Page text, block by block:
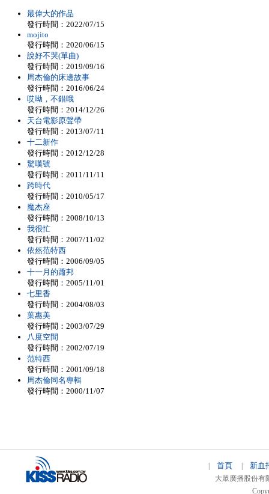
最偉大的作品
發行時間：2022/07/15
mojito
發行時間：2020/06/15
說好不哭(單曲)
發行時間：2019/09/16
周杰倫的床邊故事
發行時間：2016/06/24
哎呦，不錯哦
發行時間：2014/12/26
天台電影原聲帶
發行時間：2013/07/11
十二新作
發行時間：2012/12/28
驚嘆號
發行時間：2011/11/11
跨時代
發行時間：2010/05/17
魔杰座
發行時間：2008/10/13
我很忙
發行時間：2007/11/02
依然范特西
發行時間：2006/09/05
十一月的蕭邦
發行時間：2005/11/01
七里香
發行時間：2004/08/03
葉惠美
發行時間：2003/07/29
八度空間
發行時間：2002/07/19
范特西
發行時間：2001/09/18
周杰倫同名專輯
發行時間：2000/11/07
首頁 新血
大眾廣播股份有